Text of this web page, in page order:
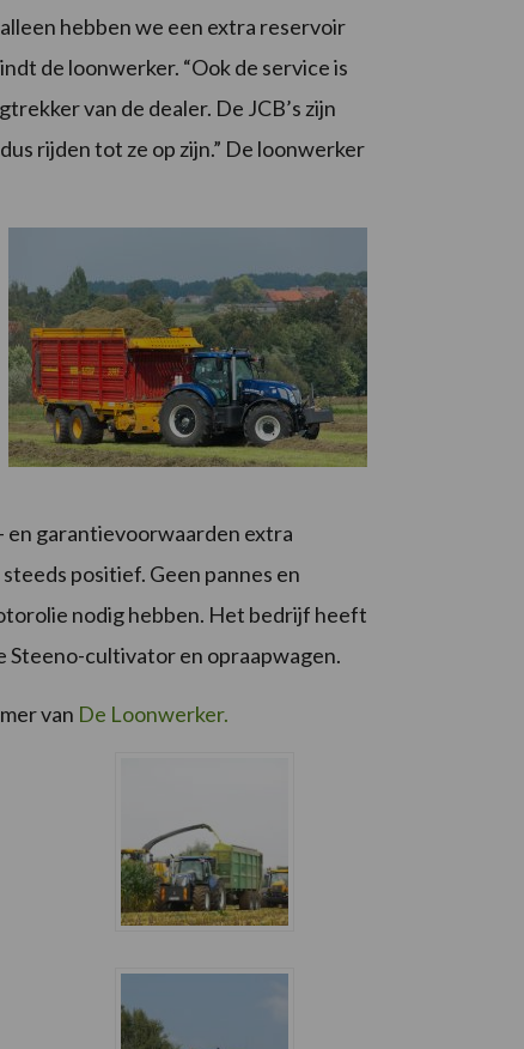
hebben we een extra reservoir
de loonwerker. “Ook de service is
van de dealer. De JCB’s zijn
rijden tot ze op zijn.” De loonwerker
en garantievoorwaarden extra
positief. Geen pannes en
nodig hebben. Het bedrijf heeft
Steeno-cultivator en opraapwagen.
van De Loonwerker.